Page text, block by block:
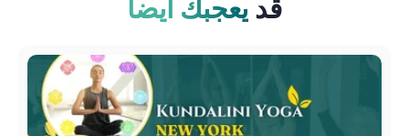
قديعجبك أيضاً